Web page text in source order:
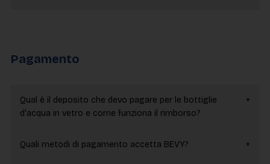
Pagamento
Qual è il deposito che devo pagare per le bottiglie
d'acqua in vetro e come funziona il rimborso?
Quali metodi di pagamento accetta BEVY?